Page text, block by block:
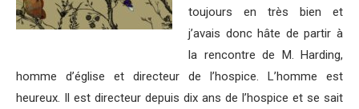
toujours en très bien et
j’avais donc hâte de partir à
la rencontre de M. Harding,
homme d’église et directeur de l’hospice. L’homme est
heureux. Il est directeur depuis dix ans de l’hospice et se sait